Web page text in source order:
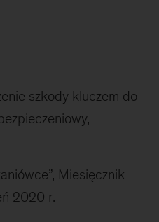
szkody kluczem do
Miesięcznik
2020 r.